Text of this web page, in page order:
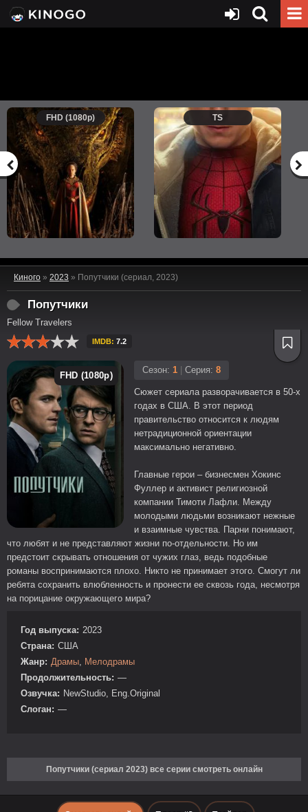
FHD (1080p) TS
Киного » 2023 » Попутчики (сериал, 2023)
Попутчики
Fellow Travelers
IMDB: 7.2
FHD (1080p)
Сезон: 1 Серия: 8
Сюжет сериала разворачивается в 50-х
годах в США. В этот период
правительство относится к людям
нетрадиционной ориентации
максимально негативно.
Главные герои – бизнесмен Хокинс
Фуллер и активист религиозной
компании Тимоти Лафли. Между
молодыми людьми возникают нежные
и взаимные чувства. Парни понимают,
что любят и не представляют жизни по-отдельности. Но им
предстоит скрывать отношения от чужих глаз, ведь подобные
романы воспринимаются плохо. Никто не принимает этого. Смогут ли
ребята сохранить влюбленность и пронести ее сквозь года, несмотря
на порицание окружающего мира?
Год выпуска: 2023
Страна: США
Жанр: Драмы, Мелодрамы
Продолжительность: —
Озвучка: NewStudio, Eng.Original
Слоган: —
Попутчики (сериал 2023) все серии смотреть онлайн